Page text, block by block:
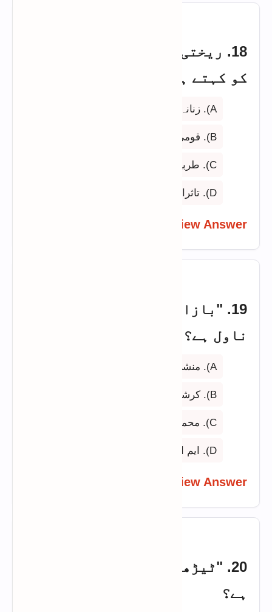
18. ریختی کس انداز کی شاعری
کو کہتے ہیں؟
A). زنانہ (عورتوں کی زبان میں)
B). قومی
C). طربیہ
D). تاثراتی
View Answer
19. "بازارِ حسن" کس کا مشہور
ناول ہے؟
A). منشی پریم چند
B). کرشن چندر
C). محمد مہدی
D). ایم اسلم
View Answer
20. "ٹیڑھی لکیر" کس کی تصنیف
ہے؟